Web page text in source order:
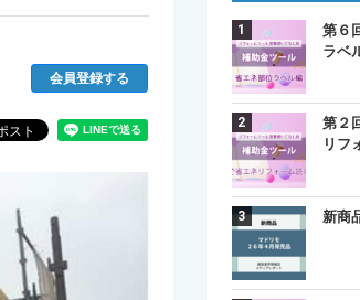
会員登録する
第６
ラベ
第２
リフ
新商